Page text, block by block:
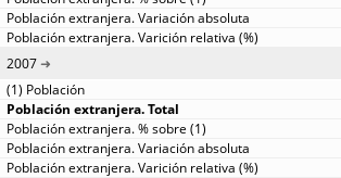
2007